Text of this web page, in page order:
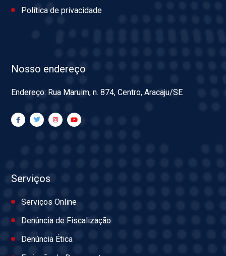
Política de privacidade
Nosso endereço
Endereço: Rua Maruim, n. 874, Centro, Aracaju/SE
Serviços
Serviços Online
Denúncia de Fiscalização
Denúncia Ética